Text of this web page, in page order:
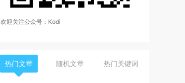
欢迎关注公众号：Kodi
热门文章 随机文章 热门关键词